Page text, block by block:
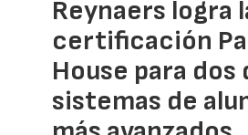
Reynaers logra
certificación
House para dos
sistemas de